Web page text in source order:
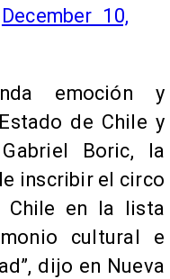
December 10,
emoción y
de Chile y
Boric, la
inscribir el circo
Chile en la lista
cultural e
dijo en Nueva